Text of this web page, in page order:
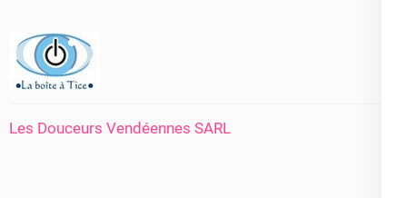
Les Douceurs Vendéennes SARL